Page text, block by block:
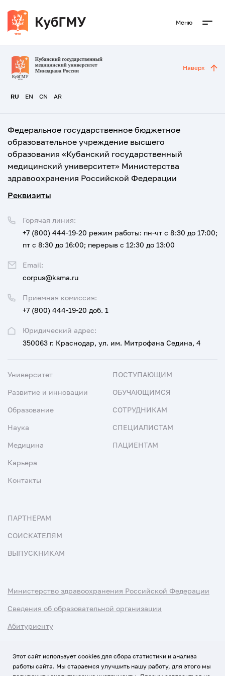
Меню
RU EN CN AR
Наверх
Федеральное государственное бюджетное
образовательное учреждение высшего
образования «Кубанский государственный
медицинский университет» Министерства
здравоохранения Российской Федерации
Реквизиты
Юридический адрес:
350063 г. Краснодар, ул. им. Митрофана Седина, 4
Приемная комиссия:
+7 (800) 444-19-20 доб. 1
Горячая линия:
+7 (800) 444-19-20 режим работы: пн-чт с 8:30 до 17:00;
пт с 8:30 до 16:00; перерыв с 12:30 до 13:00
Email:
corpus@ksma.ru
Университет
Развитие и инновации
Образование
Наука
Медицина
Карьера
Контакты
ПОСТУПАЮЩИМ
ОБУЧАЮЩИМСЯ
СОТРУДНИКАМ
СПЕЦИАЛИСТАМ
ПАЦИЕНТАМ
ПАРТНЕРАМ
СОИСКАТЕЛЯМ
ВЫПУСКНИКАМ
Министерство здравоохранения Российской Федерации
Сведения об образовательной организации
Абитуриенту
Этот сайт использует cookies для сбора статистики и анализа
работы сайта. Мы стараемся улучшить нашу работу, для этого мы